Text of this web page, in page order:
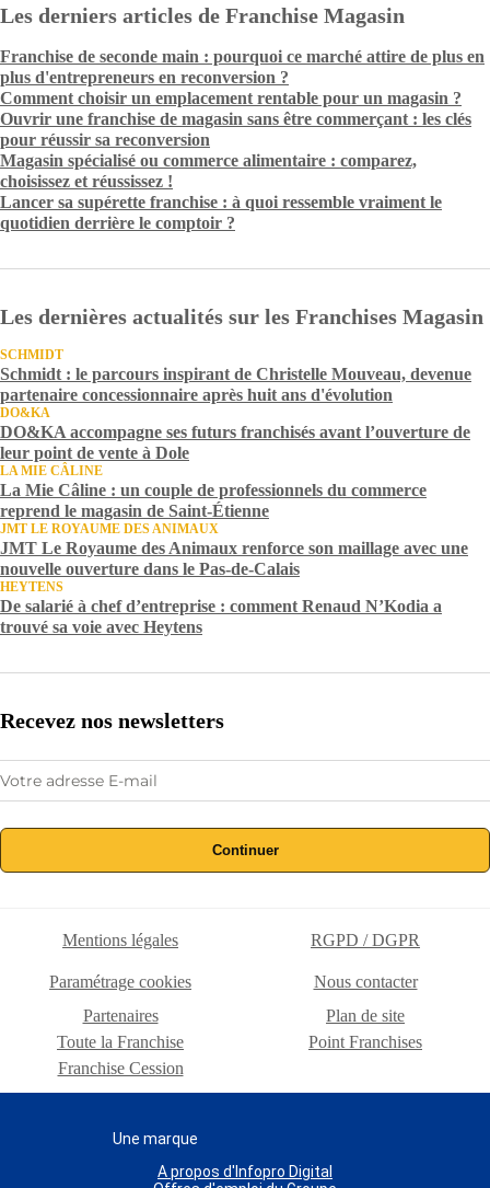
Les derniers articles de Franchise Magasin
Franchise de seconde main : pourquoi ce marché attire de plus en
plus d'entrepreneurs en reconversion ?
Comment choisir un emplacement rentable pour un magasin ?
Ouvrir une franchise de magasin sans être commerçant : les clés
pour réussir sa reconversion
Magasin spécialisé ou commerce alimentaire : comparez,
choisissez et réussissez !
Lancer sa supérette franchise : à quoi ressemble vraiment le
quotidien derrière le comptoir ?
Les dernières actualités sur les Franchises Magasin
SCHMIDT
Schmidt : le parcours inspirant de Christelle Mouveau, devenue
partenaire concessionnaire après huit ans d'évolution
DO&KA
DO&KA accompagne ses futurs franchisés avant l’ouverture de
leur point de vente à Dole
LA MIE CÂLINE
La Mie Câline : un couple de professionnels du commerce
reprend le magasin de Saint-Étienne
JMT LE ROYAUME DES ANIMAUX
JMT Le Royaume des Animaux renforce son maillage avec une
nouvelle ouverture dans le Pas-de-Calais
HEYTENS
De salarié à chef d’entreprise : comment Renaud N’Kodia a
trouvé sa voie avec Heytens
Recevez nos newsletters
Continuer
Mentions légales RGPD / DGPR
Paramétrage cookies
Nous contacter
Partenaires
Plan de site
Toute la Franchise
Point Franchises
Franchise Cession
Une marque
A propos d'Infopro Digital